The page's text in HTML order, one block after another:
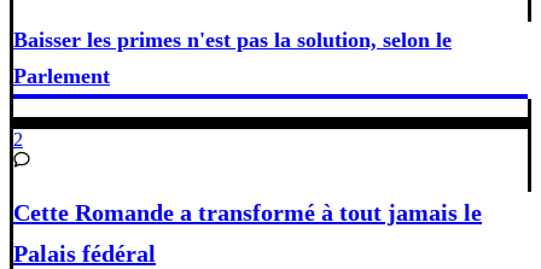
Baisser les primes n'est pas la solution, selon le
Parlement
2
Cette Romande a transformé à tout jamais le
Palais fédéral